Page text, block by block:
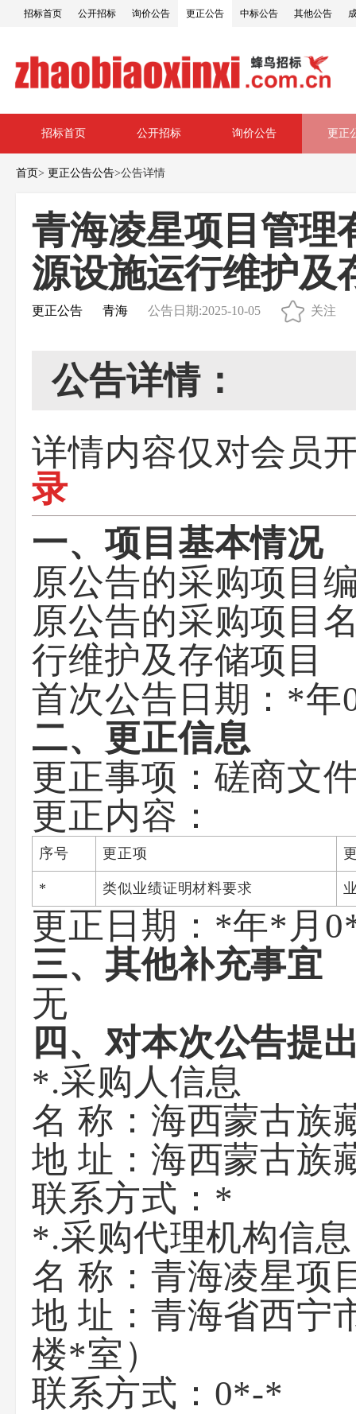
招标首页 公开招标 询价公告 更正公告 中标公告 其他公告
招标首页 公开招标 询价公告 更正
首页> 更正公告公告>公告详情
青海凌星项目管理
源设施运行维护及
更正公告 青海 公告日期:2025-10-05 关注
公告详情：
详情内容仅对会员
录
一、项目基本情况
原公告的采购项目
原公告的采购项目
行维护及存储项目
首次公告日期： *年
二、更正信息
更正事项： 磋商文
更正内容：
序号 更正项
* 类似业绩证明材料要求
更正日期： *年*月
三、其他补充事宜
无
四、对本次公告提
*.采购人信息
名 称： 海西蒙古族
地 址： 海西蒙古族
联系方式： *
*.采购代理机构信息
名 称： 青海凌星项
地 址： 青海省西宁
楼*室）
联系方式： 0*-*